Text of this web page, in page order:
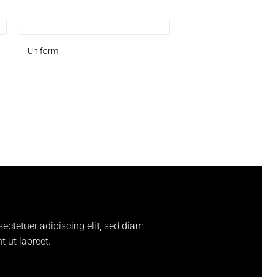
Uniform
adipiscing elit, sed diam
ut laoreet.